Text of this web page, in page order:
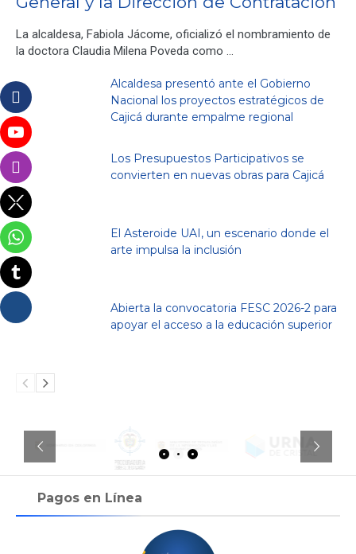
La alcaldesa, Fabiola Jácome, oficializó el nombramiento de
la doctora Claudia Milena Poveda como …
Alcaldesa presentó ante el Gobierno
Nacional los proyectos estratégicos de
Cajicá durante empalme regional
Los Presupuestos Participativos se
convierten en nuevas obras para Cajicá
El Asteroide UAI, un escenario donde el
arte impulsa la inclusión
Abierta la convocatoria FESC 2026-2 para
apoyar el acceso a la educación superior
Pagos en Línea